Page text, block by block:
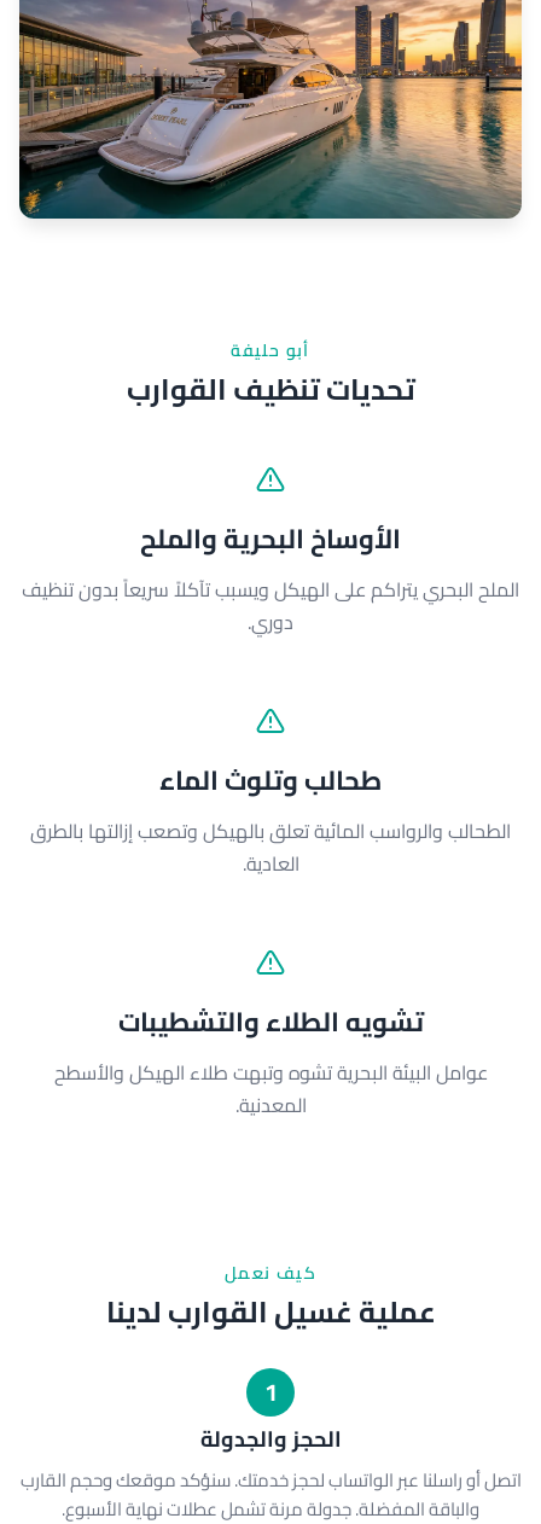
أبو حليفة
تحديات تنظيف القوارب
الأوساخ البحرية والملح
الملح البحري يتراكم على الهيكل ويسبب تآكلاً سريعاً بدون تنظيف
دوري.
طحالب وتلوث الماء
الطحالب والرواسب المائية تعلق بالهيكل وتصعب إزالتها بالطرق
العادية.
تشويه الطلاء والتشطيبات
عوامل البيئة البحرية تشوه وتبهت طلاء الهيكل والأسطح
المعدنية.
كيف نعمل
عملية غسيل القوارب لدينا
1
الحجز والجدولة
اتصل أو راسلنا عبر الواتساب لحجز خدمتك. سنؤكد موقعك وحجم القارب
والباقة المفضلة. جدولة مرنة تشمل عطلات نهاية الأسبوع.